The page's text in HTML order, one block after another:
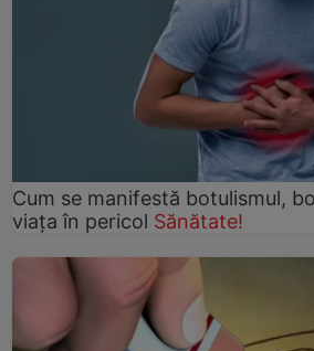
Cum se manifestă botulismul,
viaţa în pericol Sănătate!